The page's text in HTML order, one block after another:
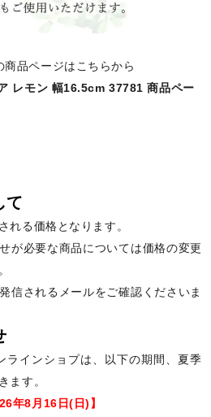
品ページはこちらから
レモン 幅16.5cm 37781 商品ペー
て
れる価格となります。
が必要な商品については価格の変更
信されるメールをご確認くださいま
ラインショプは、以下の期間、夏季
ます。
年8月16日(日)】